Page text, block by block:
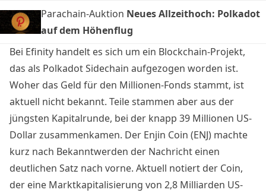
Parachain-Auktion Neues Allzeithoch: Polkadot
auf dem Höhenflug
Bei Efinity handelt es sich um ein Blockchain-Projekt,
das als Polkadot Sidechain aufgezogen worden ist.
Woher das Geld für den Millionen-Fonds stammt, ist
aktuell nicht bekannt. Teile stammen aber aus der
jüngsten Kapitalrunde, bei der knapp 39 Millionen US-
Dollar zusammenkamen. Der Enjin Coin (ENJ) machte
kurz nach Bekanntwerden der Nachricht einen
deutlichen Satz nach vorne. Aktuell notiert der Coin,
der eine Marktkapitalisierung von 2,8 Milliarden US-